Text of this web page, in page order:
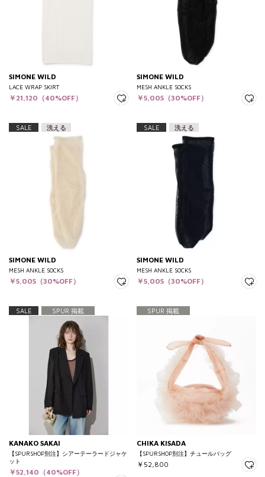
SIMONE WILD
LACE WRAP SKIRT
￥21,120（40%OFF）
SIMONE WILD
MESH ANKLE SOCKS
￥5,005（30%OFF）
SALE 洗える
SIMONE WILD
MESH ANKLE SOCKS
￥5,005（30%OFF）
SALE 洗える
SIMONE WILD
MESH ANKLE SOCKS
￥5,005（30%OFF）
SALE SPUR 掲載
KANAKO SAKAI
【SPURSHOP別注】シアーテーラードジャケ
ット
￥52,140（40%OFF）
SPUR 掲載
CHIKA KISADA
【SPURSHOP別注】チュールバッグ
￥52,800